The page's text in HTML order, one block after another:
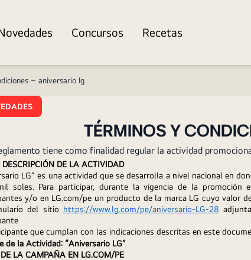
Concursos Recetas
– aniversario lg
TÉRMINOS Y
tiene como finalidad regular la actividad
DESCRIPCIÓN DE LA ACTIVIDAD
LG” es una actividad que se desarrolla a nivel nacional en
soles. Para participar, durante la vigencia de la promoción
y/o en LG.com/pe un producto de la marca LG cuyo valor
del sitio https://www.lg.com/pe/aniversario-LG-28
que cumplan con las indicaciones descritas en este
de la Actividad: “Aniversario LG”
LA CAMPAÑA EN LG.COM/PE